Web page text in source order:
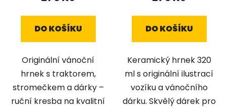
DO KOŠÍKU
Originální vánoční
hrnek s traktorem,
stromečkem a dárky –
ruční kresba na kvalitní
DO KOŠÍKU
Keramický hrnek 320
ml s originální ilustrací
vozíku a vánočního
dárku. Skvělý dárek pro